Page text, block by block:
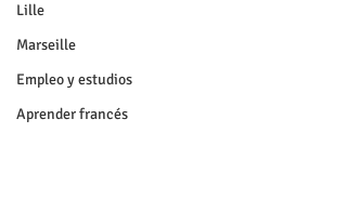
Lille
Marseille
Empleo y estudios
Aprender francés